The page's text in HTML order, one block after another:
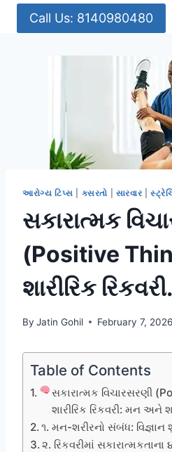
Call Us: 8140980480
આરોગ્ય ટિપ્સ કસરતો સારવાર
સકારાત્મક
(Positive
શારીરિક રિકવરી.
By Jatin Gohil February 7, 2026
Table of Contents
સકારાત્મક વિચારસરણી
શારીરિક રિકવરી: મન અને
૧. મન-શરીરનો સંબંધ:
૨. રિકવરીમાં